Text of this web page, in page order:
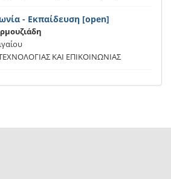
- Εκπαίδευση [open]
ΚΑΙ ΕΠΙΚΟΙΝΩΝΙΑΣ